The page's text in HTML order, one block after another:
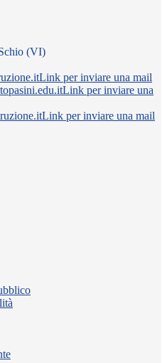
(VI)
Link per inviare una mail
Link per inviare una
Link per inviare una mail